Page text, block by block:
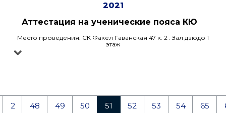
2021
Аттестация на ученические пояса КЮ
Место проведения: СК Факел Гаванская 47 к. 2 . Зал дзюдо 1
этаж
2 48 49 50 51 52 53 54 65